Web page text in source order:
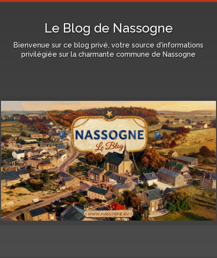
Le Blog de Nassogne
Bienvenue sur ce blog privé, votre source d'informations
privilégiée sur la charmante commune de Nassogne